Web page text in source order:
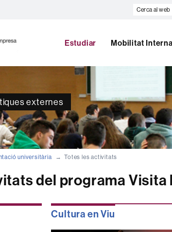
Cerca
B
Estudiar Mobilitat
externes
universitària Totes les activitats
del programa Visita
Cultura en Viu